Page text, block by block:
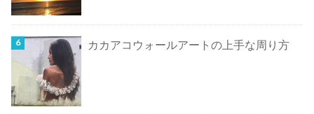
カカアコウォールアートの上手な周り方